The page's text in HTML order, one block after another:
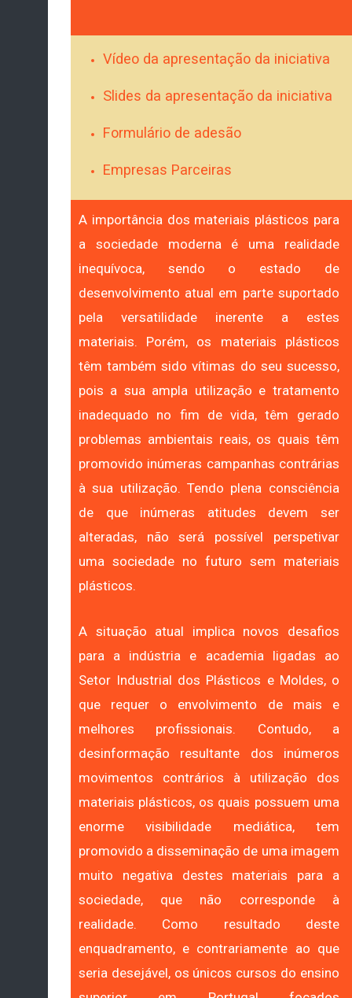
Vídeo da apresentação da iniciativa
Slides da apresentação da iniciativa
Formulário de adesão
Empresas Parceiras
A importância dos materiais plásticos para
a sociedade moderna é uma realidade
inequívoca, sendo o estado de
desenvolvimento atual em parte suportado
pela versatilidade inerente a estes
materiais. Porém, os materiais plásticos
têm também sido vítimas do seu sucesso,
pois a sua ampla utilização e tratamento
inadequado no fim de vida, têm gerado
problemas ambientais reais, os quais têm
promovido inúmeras campanhas contrárias
à sua utilização. Tendo plena consciência
de que inúmeras atitudes devem ser
alteradas, não será possível perspetivar
uma sociedade no futuro sem materiais
plásticos.
A situação atual implica novos desafios
para a indústria e academia ligadas ao
Setor Industrial dos Plásticos e Moldes, o
que requer o envolvimento de mais e
melhores profissionais. Contudo, a
desinformação resultante dos inúmeros
movimentos contrários à utilização dos
materiais plásticos, os quais possuem uma
enorme visibilidade mediática, tem
promovido a disseminação de uma imagem
muito negativa destes materiais para a
sociedade, que não corresponde à
realidade. Como resultado deste
enquadramento, e contrariamente ao que
seria desejável, os únicos cursos do ensino